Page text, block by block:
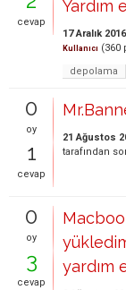
cevap
Yardım
17 Aralık 2016
Kullanıcı (360
depolama
0
oy
1
cevap
21 Ağustos
tarafından
0
oy
3
cevap
yardım